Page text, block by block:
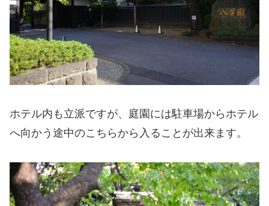
ホテル内も立派ですが、庭園には駐車場からホテル
へ向かう途中のこちらから入ることが出来ます。